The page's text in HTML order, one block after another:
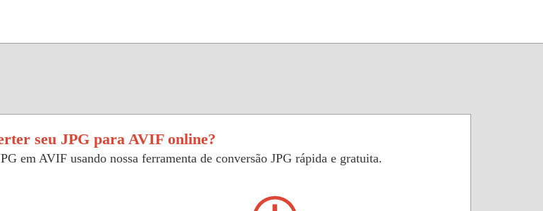
seu JPG para AVIF online?
em AVIF usando nossa ferramenta de conversão JPG rápida e gratuita.